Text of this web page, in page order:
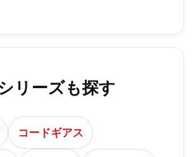
リーズも探す
コードギアス